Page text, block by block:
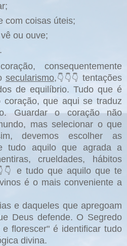
com coisas úteis;
ou ouve;
consequentemente
secularismo,👇👇👇 tentações
de equilíbrio. Tudo que é
que aqui se traduz
Guardar o coração não
mas selecionar o que
devemos escolher as
tudo aquilo que agrada a
crueldades, hábitos
e tudo que aquilo que te
é o mais conveniente a
e daqueles que apregoam
Deus defende. O Segredo
florescer" é identificar tudo
divina.